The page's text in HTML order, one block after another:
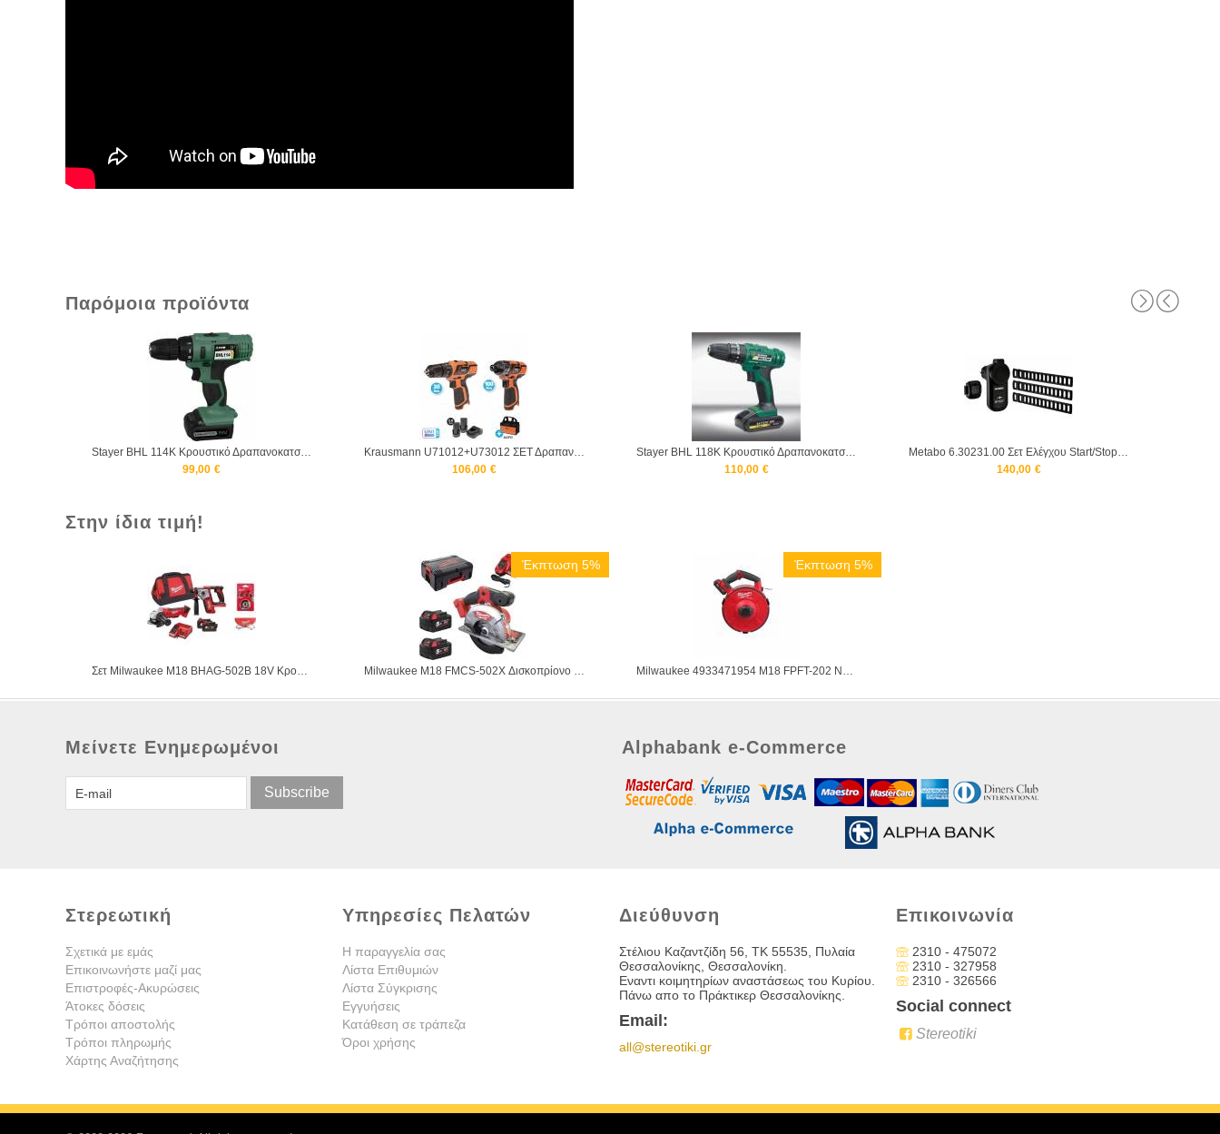
Παρόμοια προϊόντα
Stayer BHL 114K Κρουστικό Δραπανοκατσάβιδο 14V
99,00 €
Krausmann U71012+U73012 ΣΕΤ Δραπανοκατσάβιδο Κρουστικό Mini 12V + Παλμικό Κατσαβίδι Mini 12V
106,00 €
Stayer BHL 118K Κρουστικό Δραπανοκατσάβιδο 18V
110,00 €
Metabo 6.30231.00 Σετ Ελέγχου Start/Stop Μπαταρίας, Τύπου F
140,00 €
Στην ίδια τιμή!
Σετ Milwaukee M18 BHAG-502B 18V Κρουσικό πιστολέτο M18 BH, Γωνιακός Τροχός M18 HD18AG με 2 μπαταρίες λιθίου σε τσάντα μεταφοράς 3900495
Έκπτωση 5%
Milwaukee M18 FMCS-502X Δισκοπρίονο Χειρός 66mm για μέταλλο 4933459193
Έκπτωση 5%
Milwaukee 4933471954 M18 FPFT-202 NC SET ατσάλινα ηλεκτρολόγου
Μείνετε Ενημερωμένοι
Subscribe
Alphabank e-Commerce
Στερεωτική
Σχετικά με εμάς
Επικοινωνήστε μαζί μας
Επιστροφές-Ακυρώσεις
Άτοκες δόσεις
Τρόποι αποστολής
Τρόποι πληρωμής
Χάρτης Αναζήτησης
Υπηρεσίες Πελατών
Η παραγγελία σας
Λίστα Επιθυμιών
Λίστα Σύγκρισης
Εγγυήσεις
Κατάθεση σε τράπεζα
Όροι χρήσης
Διεύθυνση
Στέλιου Καζαντζίδη 56, TK 55535, Πυλαία
Θεσσαλονίκης, Θεσσαλονίκη.
Εναντι κοιμητηρίων αναστάσεως του Κυρίου.
Πάνω απο το Πράκτικερ Θεσσαλονίκης.
Email:
all@stereotiki.gr
Επικοινωνία
2310 - 475072
2310 - 327958
2310 - 326566
Social connect
Stereotiki